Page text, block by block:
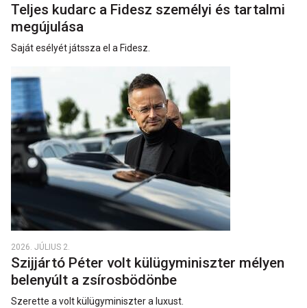
Teljes kudarc a Fidesz személyi és tartalmi
megújulása
Saját esélyét játssza el a Fidesz.
2026. JÚLIUS 2.
Szijjártó Péter volt külügyminiszter mélyen
belenyúlt a zsírosbödönbe
Szerette a volt külügyminiszter a luxust.